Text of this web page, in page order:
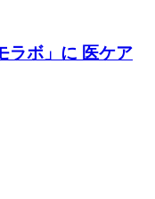
ラボ」に 医ケア